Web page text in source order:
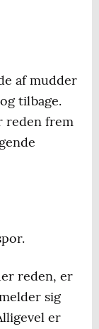
af mudder
tilbage.
reden frem
reden, er
sig
er